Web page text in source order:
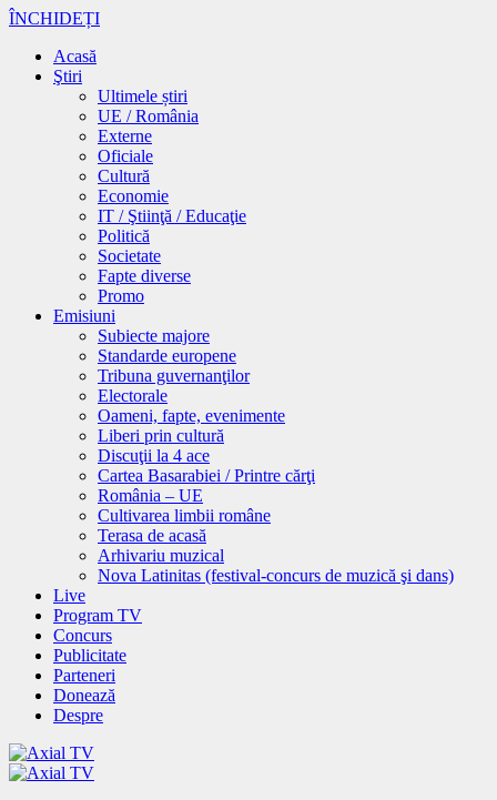
ÎNCHIDEȚI
Acasă
Ştiri
Ultimele știri
UE / România
Externe
Oficiale
Cultură
Economie
IT / Ştiinţă / Educaţie
Politică
Societate
Fapte diverse
Promo
Emisiuni
Subiecte majore
Standarde europene
Tribuna guvernanţilor
Electorale
Oameni, fapte, evenimente
Liberi prin cultură
Discuţii la 4 ace
Cartea Basarabiei / Printre cărţi
România – UE
Cultivarea limbii române
Terasa de acasă
Arhivariu muzical
Nova Latinitas (festival-concurs de muzică şi dans)
Live
Program TV
Concurs
Publicitate
Parteneri
Donează
Despre